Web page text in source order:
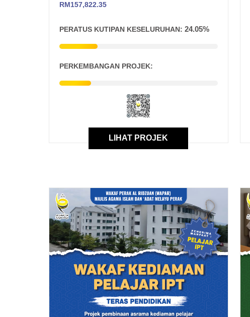
RM157,822.35
PERATUS KUTIPAN KESELURUHAN: 24.05%
PERKEMBANGAN PROJEK:
LIHAT PROJEK